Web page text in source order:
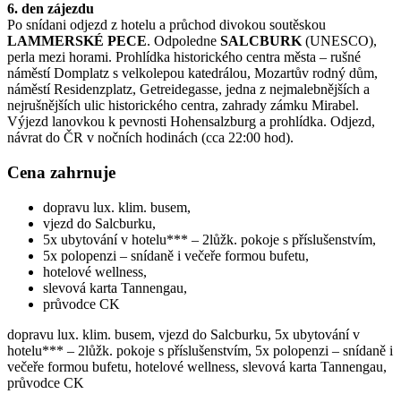
6. den zájezdu
Po snídani odjezd z hotelu a průchod divokou soutěskou
LAMMERSKÉ PECE. Odpoledne SALCBURK(UNESCO),
perla mezi horami. Prohlídka historického centra města – rušné
náměstí Domplatz s velkolepou katedrálou, Mozartův rodný dům,
náměstí Residenzplatz, Getreidegasse, jedna z nejmalebnějších a
nejrušnějších ulic historického centra, zahrady zámku Mirabel.
Výjezd lanovkou k pevnosti Hohensalzburg a prohlídka. Odjezd,
návrat do ČR v nočních hodinách (cca 22:00 hod).
Cena zahrnuje
dopravu lux. klim. busem,
vjezd do Salcburku,
5x ubytování v hotelu*** – 2lůžk. pokoje s příslušenstvím,
5x polopenzi – snídaně i večeře formou bufetu,
hotelové wellness,
slevová karta Tannengau,
průvodce CK
dopravu lux. klim. busem, vjezd do Salcburku, 5x ubytování v
hotelu*** – 2lůžk. pokoje s příslušenstvím, 5x polopenzi – snídaně i
večeře formou bufetu, hotelové wellness, slevová karta Tannengau,
průvodce CK